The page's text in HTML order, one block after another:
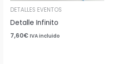
DETALLES EVENTOS
Detalle Infinito
7,60€ IVA incluido